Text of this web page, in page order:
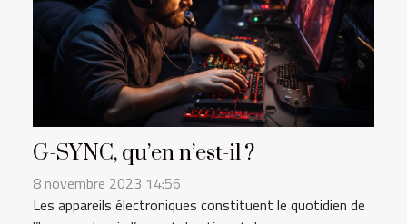
G-SYNC, qu’en n’est-il ?
8 novembre 2023 14:56
Les appareils électroniques constituent le quotidien de